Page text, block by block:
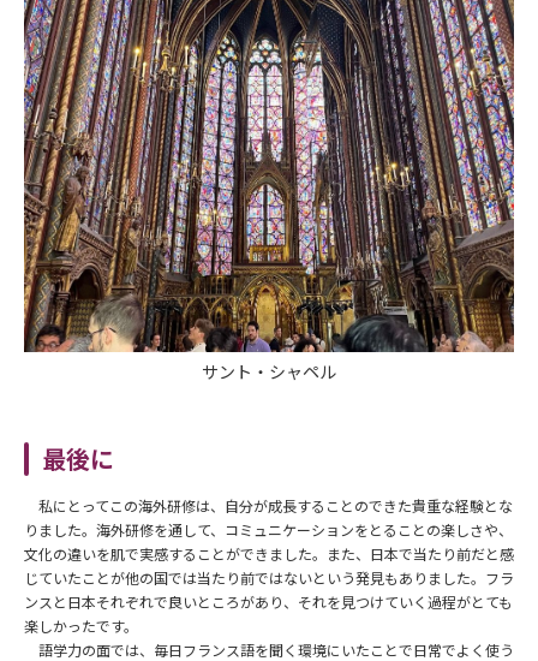
サント・シャペル
最後に
私にとってこの海外研修は、自分が成長することのできた貴重な経験とな
りました。海外研修を通して、コミュニケーションをとることの楽しさや、
文化の違いを肌で実感することができました。また、日本で当たり前だと感
じていたことが他の国では当たり前ではないという発見もありました。フラ
ンスと日本それぞれで良いところがあり、それを見つけていく過程がとても
楽しかったです。
語学力の面では、毎日フランス語を聞く環境にいたことで日常でよく使う